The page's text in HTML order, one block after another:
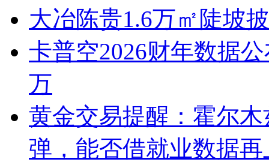
大冶陈贵1.6万㎡陡坡
卡普空2026财年数据
万
黄金交易提醒：霍尔
弹，能否借就业数据